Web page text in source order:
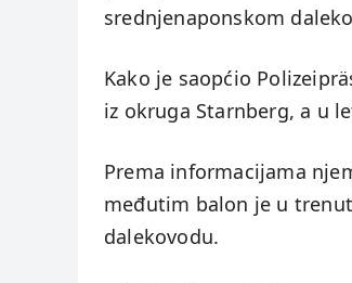
srednjenaponskom
Kako je saopćio
iz okruga Starnberg, a u
Prema informacijama
međutim balon je u
dalekovodu.